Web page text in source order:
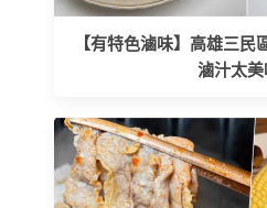
【有特色滷味】高雄三民
滷汁太美